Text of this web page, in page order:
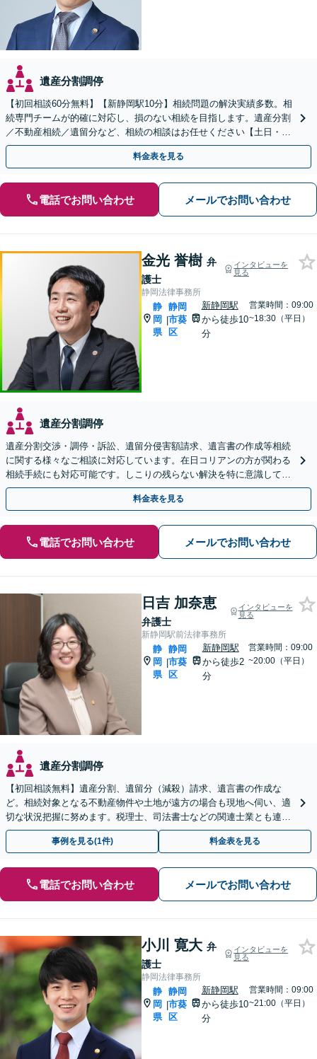
遺産分割調停
【初回相談60分無料】【新静岡駅10分】相続問題の解決実績多数。相
続専門チームが的確に対応し、損のない相続を目指します。遺産分割
／不動産相続／遺留分など、相続の相談はお任せください【土日・夜
間相談可】登記・税の申告などアフターフォローも対応
料金表を見る
電話でお問い合わせ メールでお問い合わせ
金光 誉樹 弁
護士
インタビューを
見る
静岡法律事務所
静
岡
県
|
静岡
市葵
区
新静岡駅
から徒歩10
分
営業時間：09:00
~18:30（平日）
遺産分割調停
遺産分割交渉・調停・訴訟、遺留分侵害額請求、遺言書の作成等相続
に関する様々なご相談に対応しています。在日コリアンの方が関わる
相続手続にも対応可能です。しこりの残らない解決を特に意識してい
ます。【新静岡駅10分】
料金表を見る
電話でお問い合わせ メールでお問い合わせ
日吉 加奈恵
弁護士
インタビューを
見る
新静岡駅前法律事務所
静
岡
県
|
静岡
市葵
区
新静岡駅
から徒歩2
分
営業時間：09:00
~20:00（平日）
遺産分割調停
【初回相談無料】遺産分割、遺留分（減殺）請求、遺言書の作成な
ど。相続対象となる不動産物件や土地が遠方の場合も現地へ伺い、適
切な状況把握に努めます。税理士、司法書士などの関連士業とも連携
しワンストップで対応します【新静岡駅直結】
事例を見る(1件) 料金表を見る
電話でお問い合わせ メールでお問い合わせ
小川 寛大 弁
護士
インタビューを
見る
静岡法律事務所
静
岡
県
|
静岡
市葵
区
新静岡駅
から徒歩10
分
営業時間：09:00
~21:00（平日）